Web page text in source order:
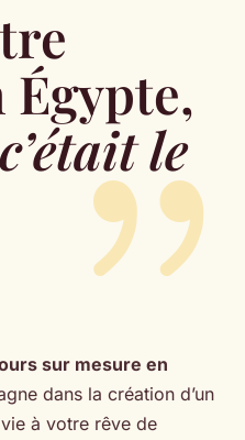
Égypte,
le
sur mesure en
dans la création d’un
à votre rêve de